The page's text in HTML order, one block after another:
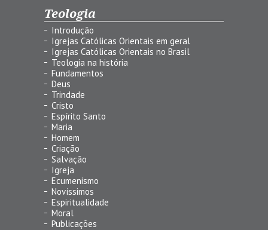
Teologia
Introdução
Igrejas Católicas Orientais em geral
Igrejas Católicas Orientais no Brasil
Teologia na história
Fundamentos
Deus
Trindade
Cristo
Espírito Santo
Maria
Homem
Criação
Salvação
Igreja
Ecumenismo
Novíssimos
Espiritualidade
Moral
Publicações